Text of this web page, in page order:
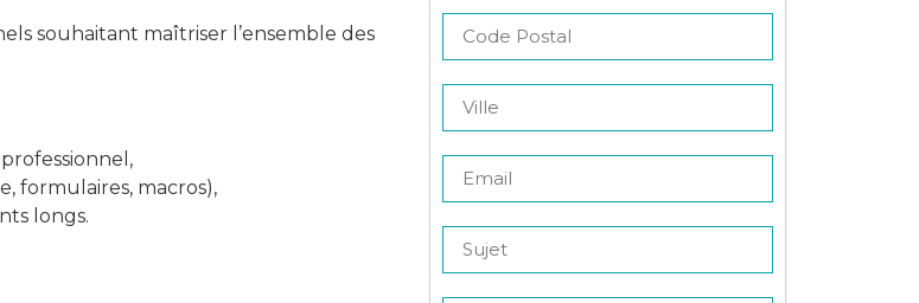
souhaitant maîtriser l’ensemble des
formulaires, macros),
longs.